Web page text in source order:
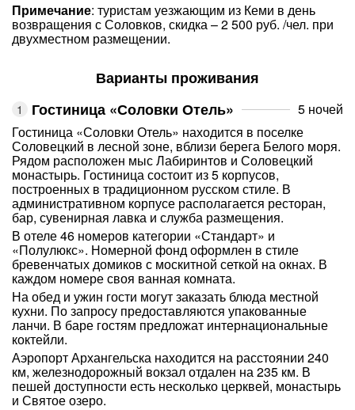
Примечание: туристам уезжающим из Кеми в день
возвращения с Соловков, скидка – 2 500 руб. /чел. при
двухместном размещении.
Варианты проживания
Гостиница «Соловки Отель»
5 ночей
Гостиница «Соловки Отель» находится в поселке
Соловецкий в лесной зоне, вблизи берега Белого моря.
Рядом расположен мыс Лабиринтов и Соловецкий
монастырь. Гостиница состоит из 5 корпусов,
построенных в традиционном русском стиле. В
административном корпусе располагается ресторан,
бар, сувенирная лавка и служба размещения.
В отеле 46 номеров категории «Стандарт» и
«Полулюкс». Номерной фонд оформлен в стиле
бревенчатых домиков с москитной сеткой на окнах. В
каждом номере своя ванная комната.
На обед и ужин гости могут заказать блюда местной
кухни. По запросу предоставляются упакованные
ланчи. В баре гостям предложат интернациональные
коктейли.
Аэропорт Архангельска находится на расстоянии 240
км, железнодорожный вокзал отдален на 235 км. В
пешей доступности есть несколько церквей, монастырь
и Святое озеро.